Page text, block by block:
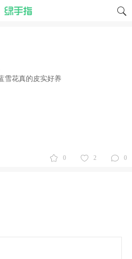
雪花真的皮实好养
0 2 0